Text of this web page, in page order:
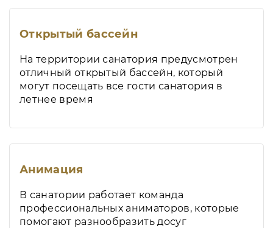
Открытый бассейн
На территории санатория предусмотрен
отличный открытый бассейн, который
могут посещать все гости санатория в
летнее время
Анимация
В санатории работает команда
профессиональных аниматоров, которые
помогают разнообразить досуг